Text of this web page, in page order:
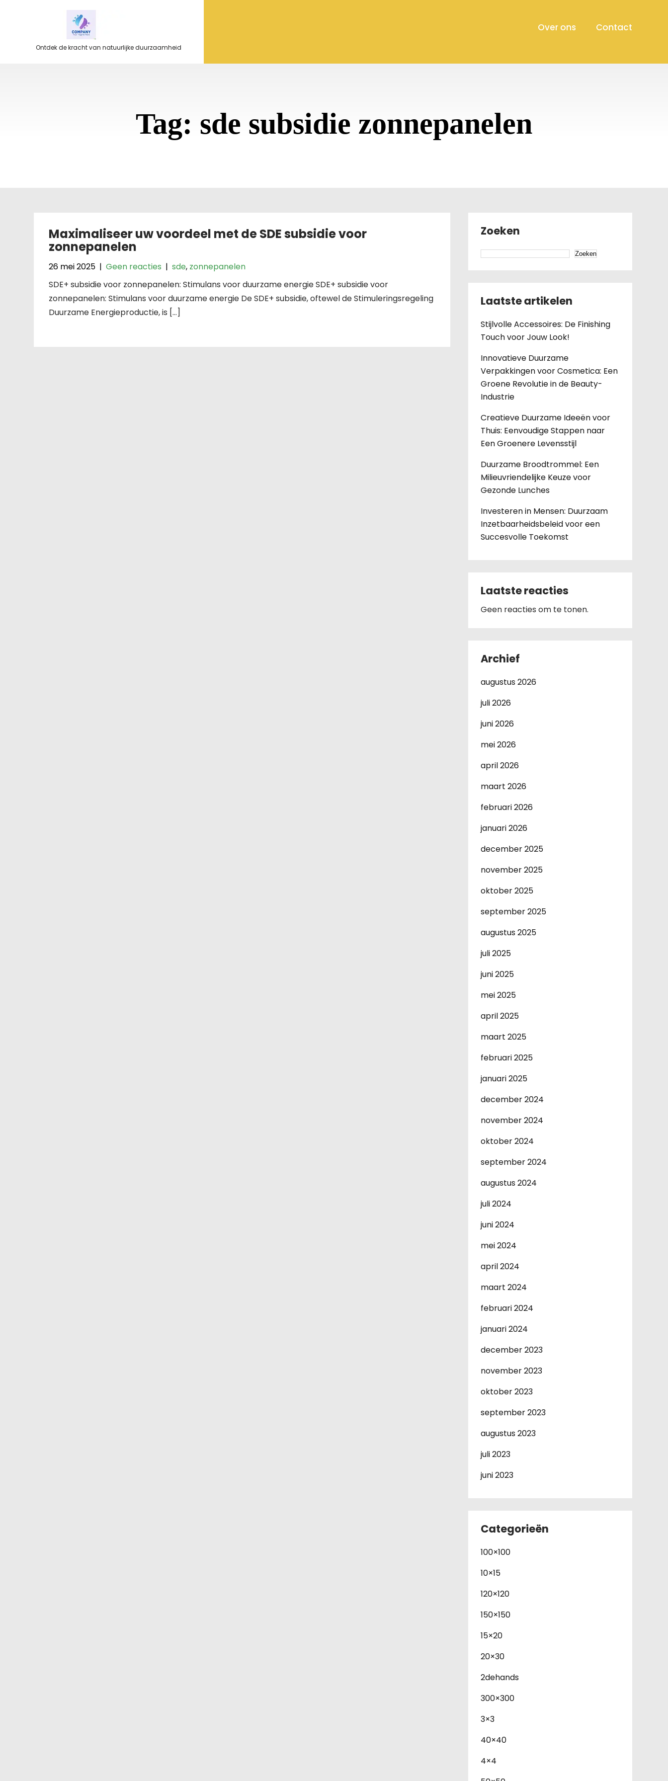
Ontdek de kracht van natuurlijke duurzaamheid
Over ons Contact
Tag: sde subsidie zonnepanelen
Maximaliseer uw voordeel met de SDE subsidie voor
zonnepanelen
26 mei 2025 | Geen reacties | sde, zonnepanelen
SDE+ subsidie voor zonnepanelen: Stimulans voor duurzame energie SDE+ subsidie voor
zonnepanelen: Stimulans voor duurzame energie De SDE+ subsidie, oftewel de Stimuleringsregeling
Duurzame Energieproductie, is […]
Zoeken
Zoeken
Laatste artikelen
Stijlvolle Accessoires: De Finishing
Touch voor Jouw Look!
Innovatieve Duurzame
Verpakkingen voor Cosmetica: Een
Groene Revolutie in de Beauty-
Industrie
Creatieve Duurzame Ideeën voor
Thuis: Eenvoudige Stappen naar
Een Groenere Levensstijl
Duurzame Broodtrommel: Een
Milieuvriendelijke Keuze voor
Gezonde Lunches
Investeren in Mensen: Duurzaam
Inzetbaarheidsbeleid voor een
Succesvolle Toekomst
Laatste reacties
Geen reacties om te tonen.
Archief
augustus 2026
juli 2026
juni 2026
mei 2026
april 2026
maart 2026
februari 2026
januari 2026
december 2025
november 2025
oktober 2025
september 2025
augustus 2025
juli 2025
juni 2025
mei 2025
april 2025
maart 2025
februari 2025
januari 2025
december 2024
november 2024
oktober 2024
september 2024
augustus 2024
juli 2024
juni 2024
mei 2024
april 2024
maart 2024
februari 2024
januari 2024
december 2023
november 2023
oktober 2023
september 2023
augustus 2023
juli 2023
juni 2023
Categorieën
100×100
10×15
120×120
150×150
15×20
20×30
2dehands
300×300
3×3
40×40
4×4